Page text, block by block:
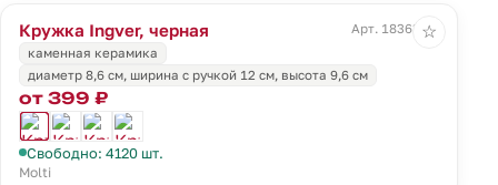
Кружка Ingver, черная
Арт. 18363.30
каменная керамика
диаметр 8,6 см, ширина с ручкой 12 см, высота 9,6 см
от 399 ₽
Свободно: 4120 шт.
Molti
☆